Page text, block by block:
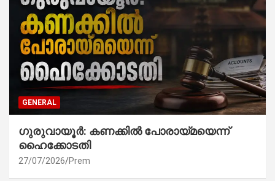
GENERAL
ഗുരുവായൂർ: കണക്കിൽ പോരായ്മയെന്ന്
ഹൈക്കോടതി
27/07/2026 Prem